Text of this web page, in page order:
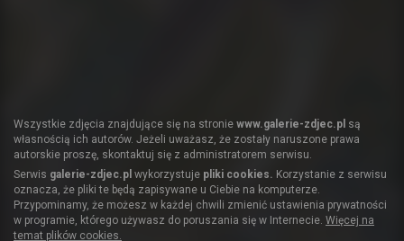
Wszystkie zdjęcia znajdujące się na stronie www.galerie-zdjec.pl są
własnością ich autorów. Jeżeli uważasz, że zostały naruszone prawa
autorskie proszę, skontaktuj się z administratorem serwisu.
Serwis galerie-zdjec.pl wykorzystuje pliki cookies. Korzystanie z serwisu
oznacza, że pliki te będą zapisywane u Ciebie na komputerze.
Przypominamy, że możesz w każdej chwili zmienić ustawienia prywatności
w programie, którego używasz do poruszania się w Internecie. Więcej na
temat plików cookies.